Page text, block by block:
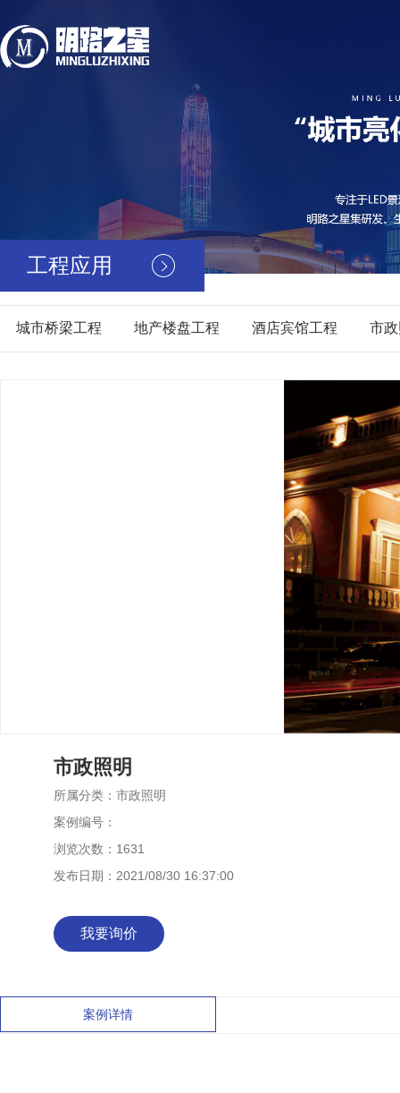
工程应用
城市桥梁工程 地产楼盘工程 酒店宾馆工程 市
市政照明
所属分类： 市政照明
案例编号：
浏览次数： 1631
发布日期： 2021/08/30 16:37:00
我要询价
案例详情